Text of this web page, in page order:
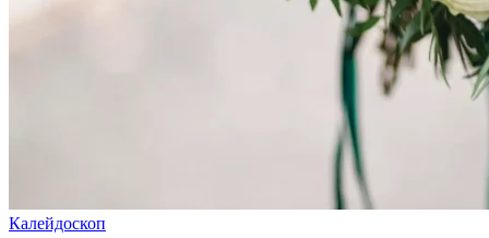
Калейдоскоп